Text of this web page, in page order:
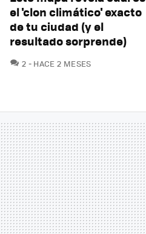
el 'clon climático' exacto
de tu ciudad (y el
resultado sorprende)
2 COMENTARIOS
HACE 2 MESES